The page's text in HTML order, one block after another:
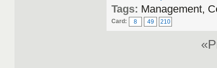
Tags: Management,
Card: 8 49 210